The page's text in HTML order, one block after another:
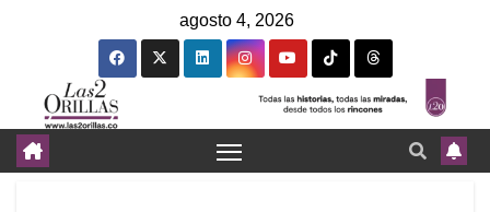
agosto 4, 2026